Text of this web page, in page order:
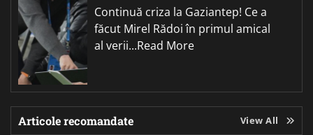
Continuă criza la Gaziantep! Ce a
făcut Mirel Rădoi în primul amical
al verii...Read More
Articole recomandate View All